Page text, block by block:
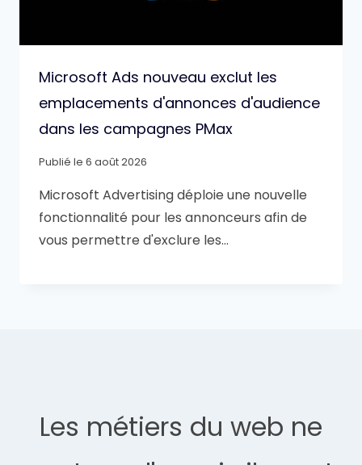
Microsoft Ads nouveau exclut les
emplacements d'annonces d'audience
dans les campagnes PMax
Publié le 6 août 2026
Microsoft Advertising déploie une nouvelle
fonctionnalité pour les annonceurs afin de
vous permettre d'exclure les…
Les métiers du web ne